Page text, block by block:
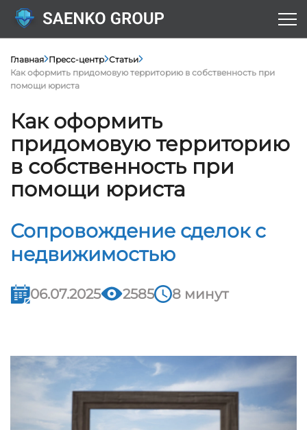
Главная Пресс-центр Статьи
Как оформить придомовую территорию в собственность при
помощи юриста
Как оформить
придомовую территорию
в собственность при
помощи юриста
Сопровождение сделок с
недвижимостью
06.07.2025 2585 8 минут